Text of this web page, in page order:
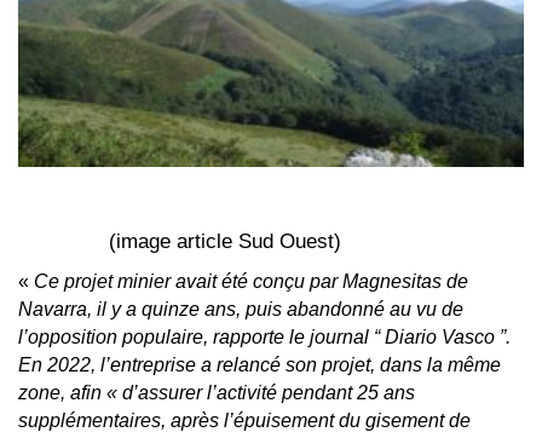
(image article Sud Ouest)
« Ce projet minier avait été conçu par Magnesitas de
Navarra, il y a quinze ans, puis abandonné au vu de
l’opposition populaire, rapporte le journal “ Diario Vasco ”.
En 2022, l’entreprise a relancé son projet, dans la même
zone, afin « d’assurer l’activité pendant 25 ans
supplémentaires, après l’épuisement du gisement de